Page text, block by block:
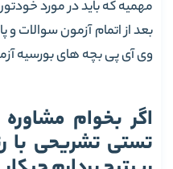
مهمیه که باید در مورد
بعد از اتمام آزمون سوالات
وی آی پی بچه های بورسیه
اگر بخوام
تستی تشریحی با